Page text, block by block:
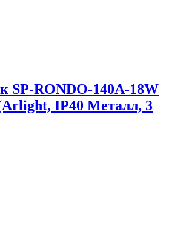
SP-RONDO-140A-18W
IP40 Металл, 3